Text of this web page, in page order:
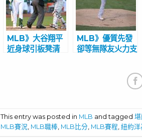
MLB》大谷翔平
近身球引板凳清
MLB》優質先發
卻等無隊友火力支
This entry was posted in MLB and tagged
MLB賽況 MLB職棒 MLB比分 MLB賽程 ,紐約洋